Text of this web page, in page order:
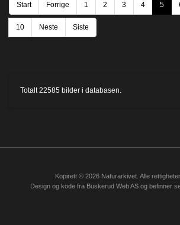
Start Forrige 1 2 3 4 5
10 Neste Siste
Totalt 22585 bilder i databasen.
Kopirett © 2026 Naturarkivet. Alle
Design og kode fra Buskerud Web AS og befinner